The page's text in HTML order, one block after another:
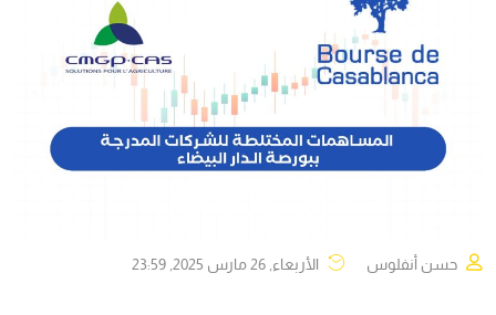
حسن أنفلوس الأربعاء, 26 مارس 2025, 23:59